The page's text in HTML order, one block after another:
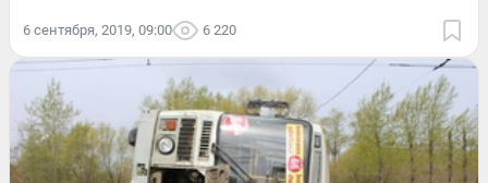
6 сентября, 2019, 09:00 6 220